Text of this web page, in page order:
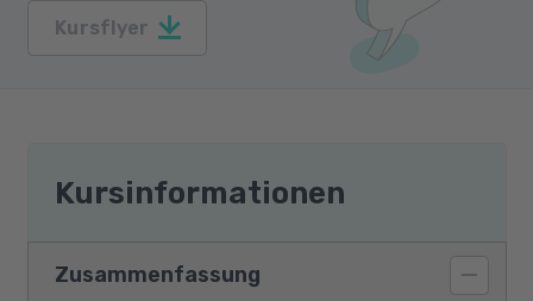
Kursflyer
Kursinformationen
Zusammenfassung